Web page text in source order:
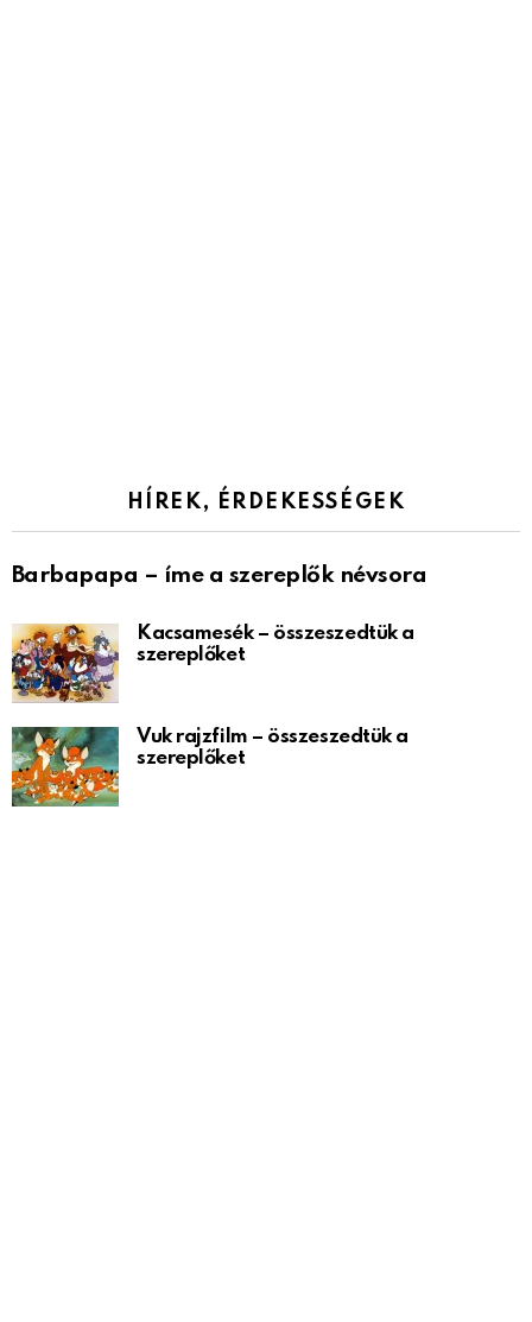
HÍREK, ÉRDEKESSÉGEK
Barbapapa – íme a szereplők névsora
Kacsamesék – összeszedtük a
szereplőket
Vuk rajzfilm – összeszedtük a
szereplőket